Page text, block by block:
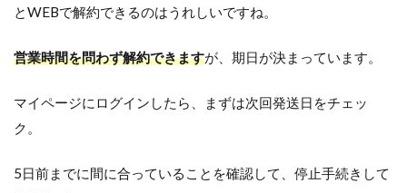
とWEBで解約できるのはうれしいですね。
営業時間を問わず解約できますが、期日が決まっています。
マイページにログインしたら、まずは次回発送日をチェッ
ク。
5日前までに間に合っていることを確認して、停止手続きして